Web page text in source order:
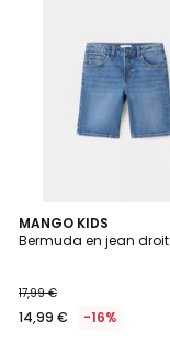
MANGO KIDS
Bermuda en jean droit
17,99 €
14,99 € -16%
2
Couleurs